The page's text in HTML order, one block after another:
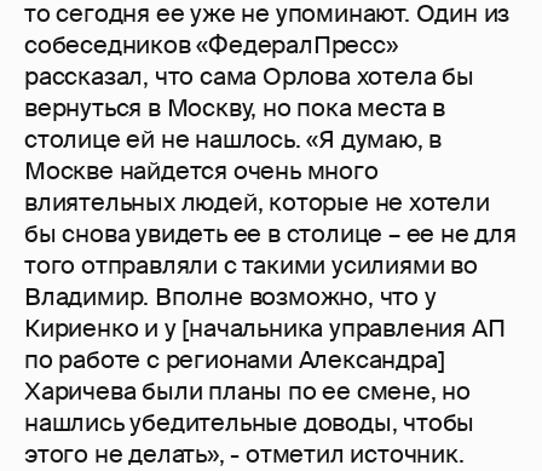
то сегодня ее уже не упоминают. Один из
собеседников «ФедералПресс»
рассказал, что сама Орлова хотела бы
вернуться в Москву, но пока места в
столице ей не нашлось. «Я думаю, в
Москве найдется очень много
влиятельных людей, которые не хотели
бы снова увидеть ее в столице – ее не для
того отправляли с такими усилиями во
Владимир. Вполне возможно, что у
Кириенко и у [начальника управления АП
по работе с регионами Александра]
Харичева были планы по ее смене, но
нашлись убедительные доводы, чтобы
этого не делать», - отметил источник.